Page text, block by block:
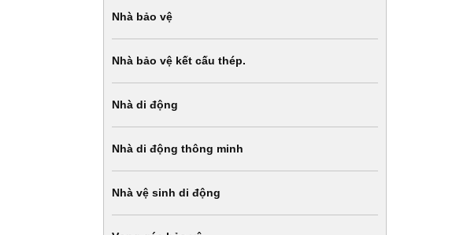
Nhà bảo vệ
Nhà bảo vệ kết cấu thép.
Nhà di động
Nhà di động thông minh
Nhà vệ sinh di động